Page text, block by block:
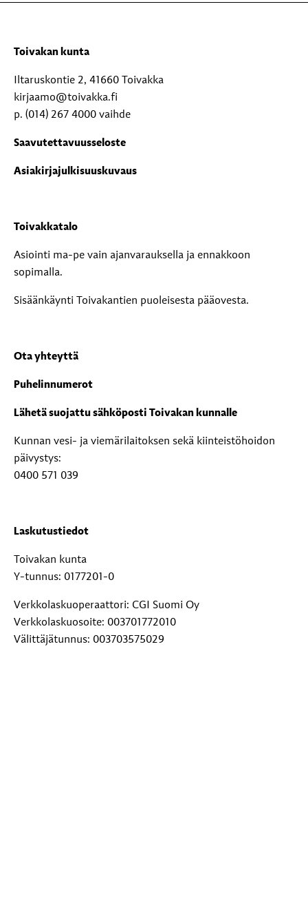
Toivakan kunta
Iltaruskontie 2, 41660 Toivakka
kirjaamo@toivakka.fi
p. (014) 267 4000 vaihde
Saavutettavuusseloste
Asiakirjajulkisuuskuvaus
Toivakkatalo
Asiointi ma-pe vain ajanvarauksella ja ennakkoon
sopimalla.
Sisäänkäynti Toivakantien puoleisesta pääovesta.
Ota yhteyttä
Puhelinnumerot
Lähetä suojattu sähköposti Toivakan kunnalle
Kunnan vesi- ja viemärilaitoksen sekä kiinteistöhoidon
päivystys:
0400 571 039
Laskutustiedot
Toivakan kunta
Y-tunnus: 0177201-0
Verkkolaskuoperaattori: CGI Suomi Oy
Verkkolaskuosoite: 003701772010
Välittäjätunnus: 003703575029